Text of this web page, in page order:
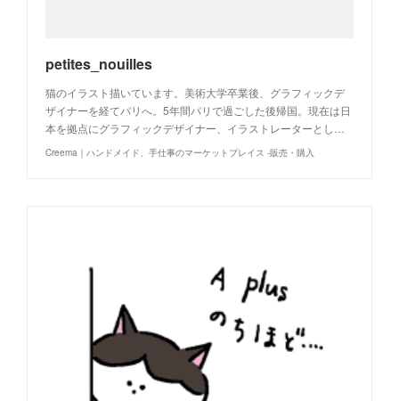
petites_nouilles
猫のイラスト描いています。美術大学卒業後、グラフィックデ
ザイナーを経てパリへ。5年間パリで過ごした後帰国。現在は日
本を拠点にグラフィックデザイナー、イラストレーターとし…
Creema｜ハンドメイド、手仕事のマーケットプレイス -販売・購入